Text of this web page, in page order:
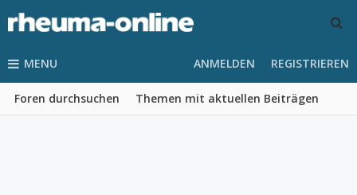
MENU
Foren durchsuchen Themen mit aktuellen Beiträgen
ANMELDEN REGISTRIEREN